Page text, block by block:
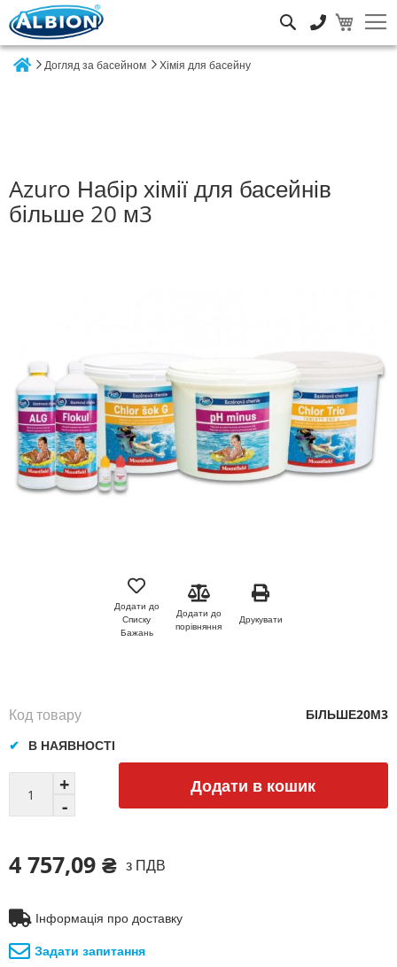
Догляд за басейном Хімія для басейну
Azuro Набір хімії для басейнів
більше 20 м3
Додати до
Списку
Бажань
Додати до
порівняння
Друкувати
Додати в кошик
4 757,09 ₴ з ПДВ
В НАЯВНОСТІ
Код товару БІЛЬШЕ20М3
Інформація про доставку
Задати запитання